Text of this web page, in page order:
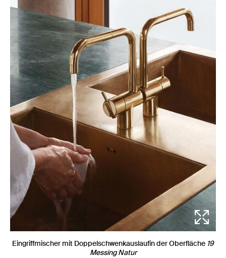
Eingriffmischer mit Doppelschwenkauslaufin der Oberfläche 19
Messing Natur